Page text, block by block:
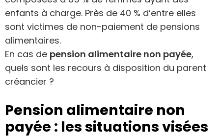
enfants à charge. Près de 40 % d’entre elles
sont victimes de non-paiement de pensions
alimentaires.
En cas de pension alimentaire non payée,
quels sont les recours à disposition du parent
créancier ?
Pension alimentaire non
payée : les situations visées